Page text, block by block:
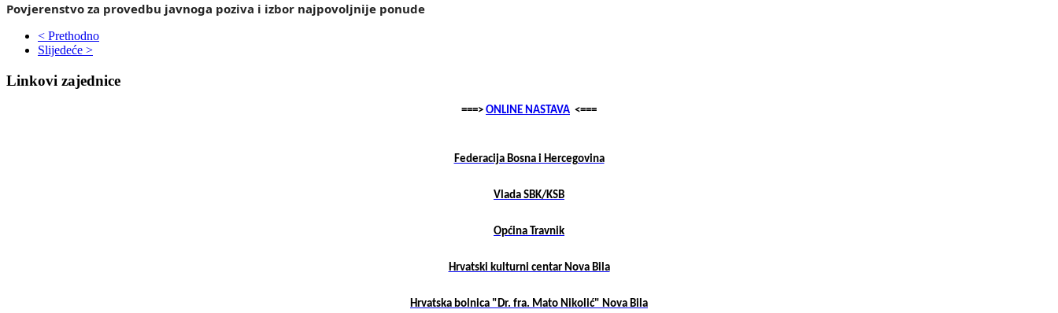
Povjerenstvo za provedbu javnoga poziva i izbor najpovoljnije ponude
< Prethodno
Slijedeće >
Linkovi zajednice
===> ONLINE NASTAVA <===
Federacija Bosna i Hercegovina
Vlada SBK/KSB
Općina Travnik
Hrvatski kulturni centar Nova Bila
Hrvatska bolnica "Dr. fra. Mato Nikolić" Nova Bila